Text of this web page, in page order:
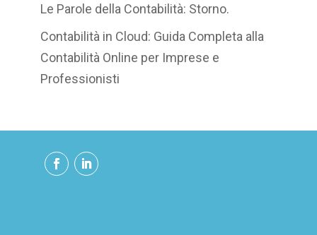
Le Parole della Contabilità: Storno.
Contabilità in Cloud: Guida Completa alla
Contabilità Online per Imprese e
Professionisti